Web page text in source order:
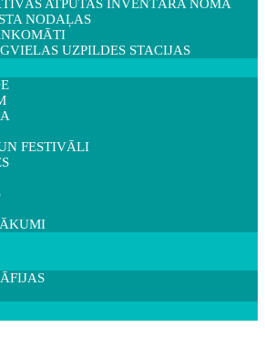
ATPŪTAS INVENTĀRA NOMA
NODAĻAS
UZPILDES STACIJAS
FESTIVĀLI